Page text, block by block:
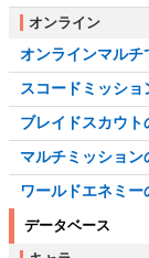
オンライン
オンラインマルチ
スコードミッショ
ブレイドスカウト
マルチミッション
ワールドエネミー
データベース